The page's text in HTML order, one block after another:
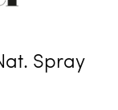
Spray